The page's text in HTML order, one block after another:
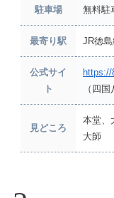
駐車場 無料駐
最寄り駅 JR徳
公式サイ
ト
https://
（四
見どころ
本堂、
大師